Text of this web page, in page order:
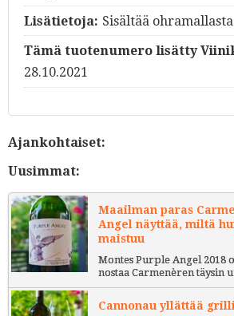
Lisätietoja: Sisältää ohramallasta
Tämä tuotenumero lisätty
28.10.2021
Ajankohtaiset:
Uusimmat:
Maailman paras
Angel näyttää, miltä
maistuu
Montes Purple Angel 2018
nostaa Carmenèren täysin
Cannonau yllättää